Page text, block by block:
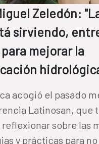
Zeledón:
sirviendo,
mejorar la
acogió el pasado
Latinosan, que
sobre las
y prácticas para